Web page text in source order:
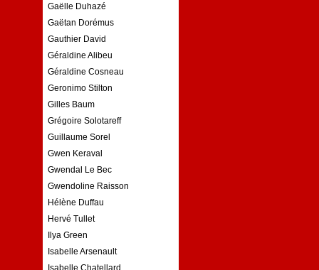
Gaëlle Duhazé
Gaëtan Dorémus
Gauthier David
Géraldine Alibeu
Géraldine Cosneau
Geronimo Stilton
Gilles Baum
Grégoire Solotareff
Guillaume Sorel
Gwen Keraval
Gwendal Le Bec
Gwendoline Raisson
Hélène Duffau
Hervé Tullet
Ilya Green
Isabelle Arsenault
Isabelle Chatellard